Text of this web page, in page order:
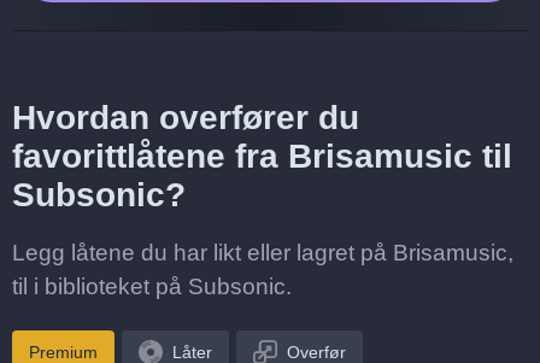
Hvordan overfører du
favorittlåtene fra Brisamusic til
Subsonic?
Legg låtene du har likt eller lagret på Brisamusic,
til i biblioteket på Subsonic.
Premium Låter Overfør